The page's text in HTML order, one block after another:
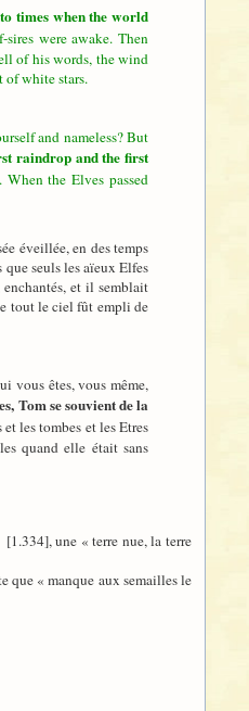
times when the world
were awake. Then
of his words, the wind
of white stars.
and nameless? But
raindrop and the first
the Elves passed
éveillée, en des temps
seuls les aïeux Elfes
et il semblait
tout le ciel fût empli de
vous êtes, vous même,
Tom se souvient de la
les tombes et les Etres
quand elle était sans
[1.334], une « terre nue, la terre
que « manque aux semailles le